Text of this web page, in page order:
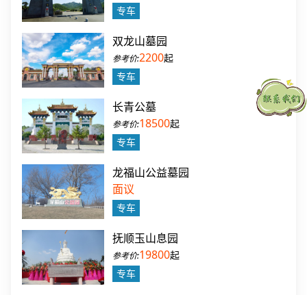
专车
双龙山墓园
2200起
专车
长青公墓
18500起
专车
龙福山公益墓园
面议
专车
抚顺玉山息园
19800起
专车